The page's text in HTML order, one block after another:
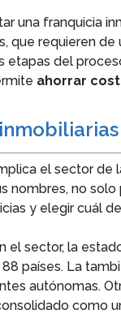
una franquicia
que requieren
etapas del
ahorrar
el sector de
nombres, no
y elegir cuál
el sector, la
países. La
autónomas.
como